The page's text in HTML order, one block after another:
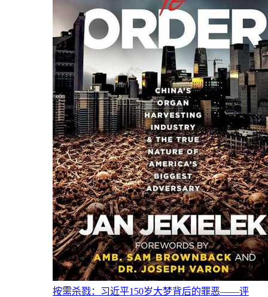
按需杀戮：习近平150岁大梦背后的罪恶——评